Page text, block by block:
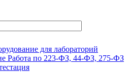
для лабораторий
Работа по 223-ФЗ, 44-ФЗ, 275-ФЗ